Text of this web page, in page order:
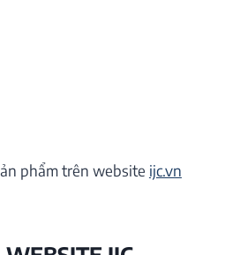
phẩm trên website ijc.vn